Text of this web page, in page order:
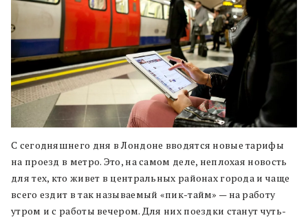
С сегодняшнего дня в Лондоне вводятся новые тарифы
на проезд в метро. Это, на самом деле, неплохая новость
для тех, кто живет в центральных районах города и чаще
всего ездит в так называемый «пик-тайм» — на работу
утром и с работы вечером. Для них поездки станут чуть-